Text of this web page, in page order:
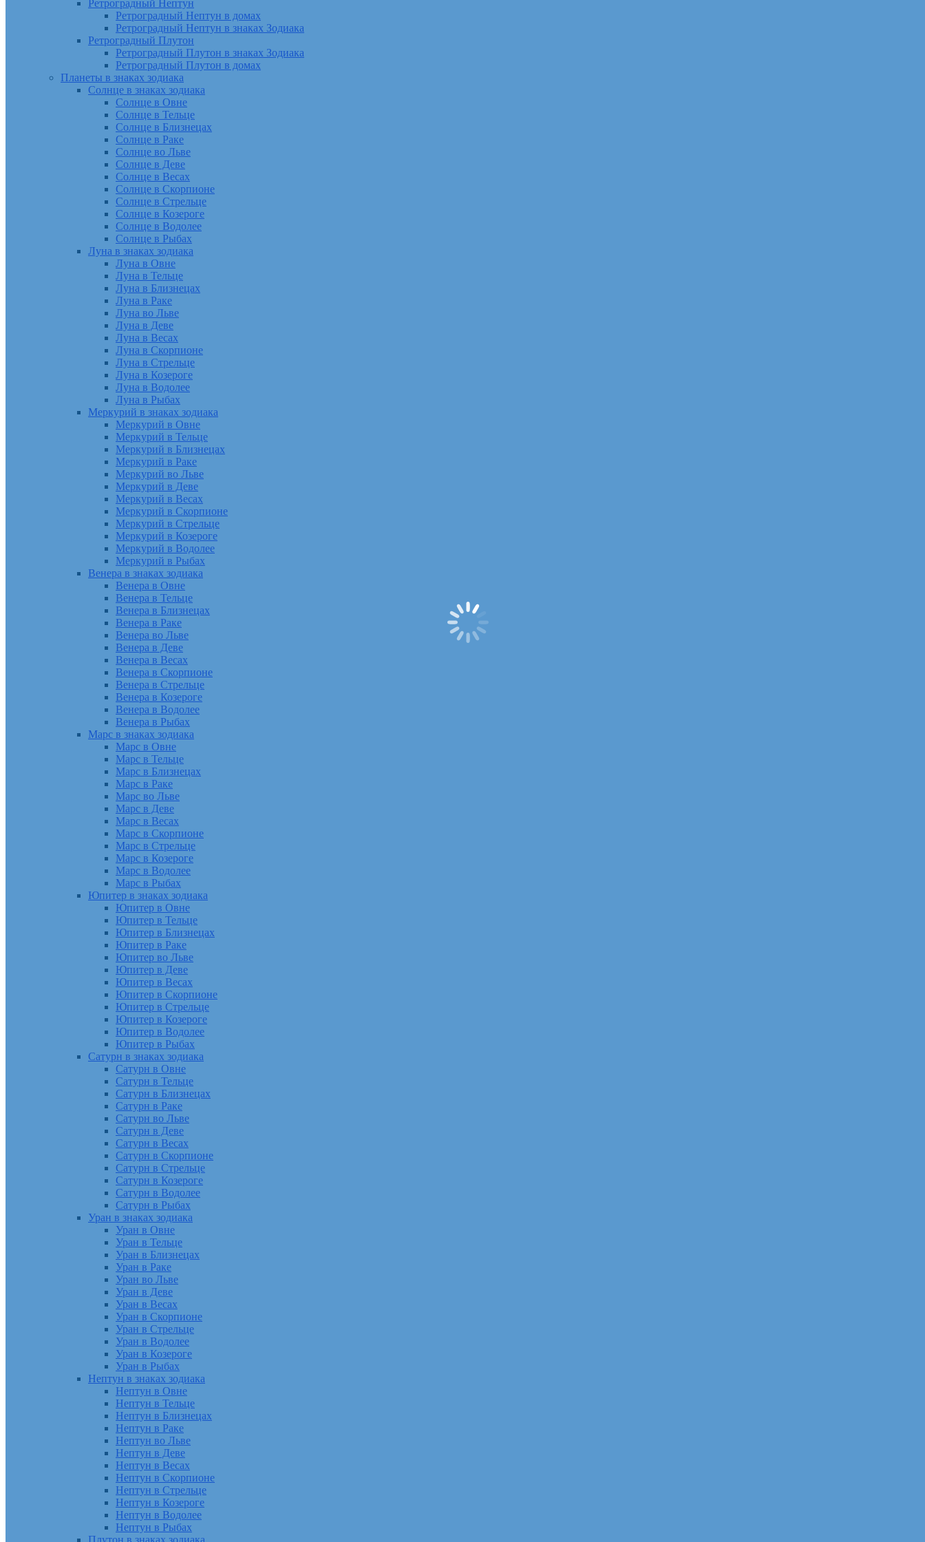
Ретроградный Нептун
Ретроградный Нептун в домах
Ретроградный Нептун в знаках Зодиака
Ретроградный Плутон
Ретроградный Плутон в знаках Зодиака
Ретроградный Плутон в домах
Планеты в знаках зодиака
Солнце в знаках зодиака
Солнце в Овне
Солнце в Тельце
Солнце в Близнецах
Солнце в Раке
Солнце во Льве
Солнце в Деве
Солнце в Весах
Солнце в Скорпионе
Солнце в Стрельце
Солнце в Козероге
Солнце в Водолее
Солнце в Рыбах
Луна в знаках зодиака
Луна в Овне
Луна в Тельце
Луна в Близнецах
Луна в Раке
Луна во Льве
Луна в Деве
Луна в Весах
Луна в Скорпионе
Луна в Стрельце
Луна в Козероге
Луна в Водолее
Луна в Рыбах
Меркурий в знаках зодиака
Меркурий в Овне
Меркурий в Тельце
Меркурий в Близнецах
Меркурий в Раке
Меркурий во Льве
Меркурий в Деве
Меркурий в Весах
Меркурий в Скорпионе
Меркурий в Стрельце
Меркурий в Козероге
Меркурий в Водолее
Меркурий в Рыбах
Венера в знаках зодиака
Венера в Овне
Венера в Тельце
Венера в Близнецах
Венера в Раке
Венера во Льве
Венера в Деве
Венера в Весах
Венера в Скорпионе
Венера в Стрельце
Венера в Козероге
Венера в Водолее
Венера в Рыбах
Марс в знаках зодиака
Марс в Овне
Марс в Тельце
Марс в Близнецах
Марс в Раке
Марс во Льве
Марс в Деве
Марс в Весах
Марс в Скорпионе
Марс в Стрельце
Марс в Козероге
Марс в Водолее
Марс в Рыбах
Юпитер в знаках зодиака
Юпитер в Овне
Юпитер в Тельце
Юпитер в Близнецах
Юпитер в Раке
Юпитер во Льве
Юпитер в Деве
Юпитер в Весах
Юпитер в Скорпионе
Юпитер в Стрельце
Юпитер в Козероге
Юпитер в Водолее
Юпитер в Рыбах
Сатурн в знаках зодиака
Сатурн в Овне
Сатурн в Тельце
Сатурн в Близнецах
Сатурн в Раке
Сатурн во Льве
Сатурн в Деве
Сатурн в Весах
Сатурн в Скорпионе
Сатурн в Стрельце
Сатурн в Козероге
Сатурн в Водолее
Сатурн в Рыбах
Уран в знаках зодиака
Уран в Овне
Уран в Тельце
Уран в Близнецах
Уран в Раке
Уран во Льве
Уран в Деве
Уран в Весах
Уран в Скорпионе
Уран в Стрельце
Уран в Водолее
Уран в Козероге
Уран в Рыбах
Нептун в знаках зодиака
Нептун в Овне
Нептун в Тельце
Нептун в Близнецах
Нептун в Раке
Нептун во Льве
Нептун в Деве
Нептун в Весах
Нептун в Скорпионе
Нептун в Стрельце
Нептун в Козероге
Нептун в Водолее
Нептун в Рыбах
Плутон в знаках зодиака